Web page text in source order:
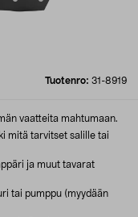
Tuotenro: 31-8919
vaatteita mahtumaan.
mitä tarvitset salille tai
ja muut tavarat
tai pumppu (myydään